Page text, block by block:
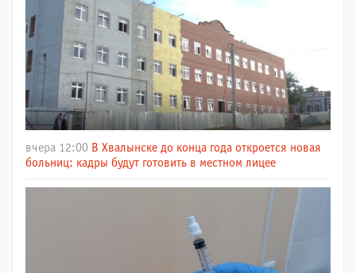
вчера 12:00 В Хвалынске до конца года откроется новая
больниц: кадры будут готовить в местном лицее